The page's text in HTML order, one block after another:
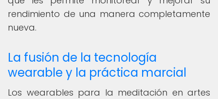
rendimiento de una manera completamente
nueva.
La fusión de la tecnología
wearable y la práctica marcial
Los wearables para la meditación en artes